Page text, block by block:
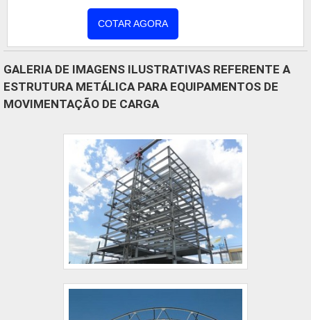
para seus parceiros.
de modelagem estrutural, garantindo precisão e
segurança. As soluções podem incluir pintura
específicos, conforme a necessidade do cliente.
COTAR AGORA
GALERIA DE IMAGENS ILUSTRATIVAS REFERENTE A
ESTRUTURA METÁLICA PARA EQUIPAMENTOS DE
MOVIMENTAÇÃO DE CARGA